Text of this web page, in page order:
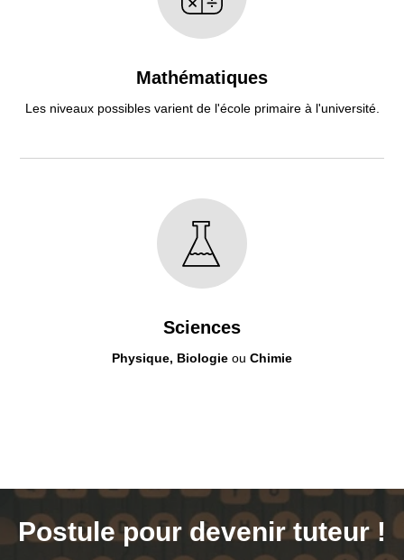
Mathématiques
Les niveaux possibles varient de l'école primaire à l'université.
Sciences
Physique, Biologie ou Chimie
Postule pour devenir tuteur !